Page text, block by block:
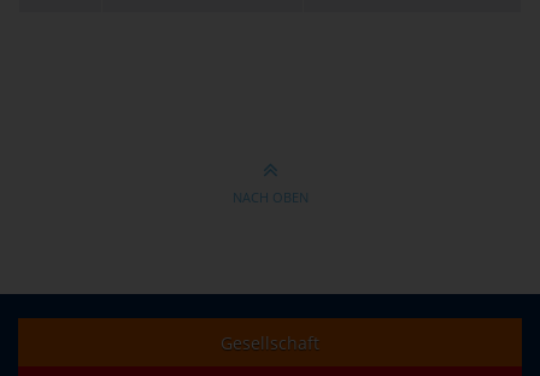
NACH OBEN
Gesellschaft